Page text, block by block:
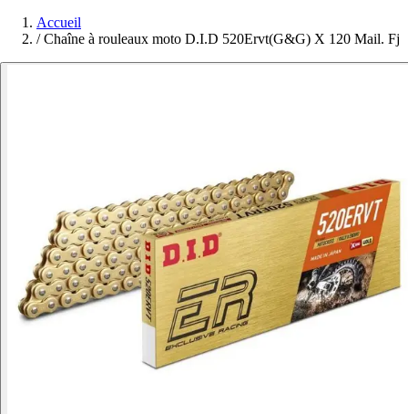
Accueil
/ Chaîne à rouleaux moto D.I.D 520Ervt(G&G) X 120 Mail. Fj